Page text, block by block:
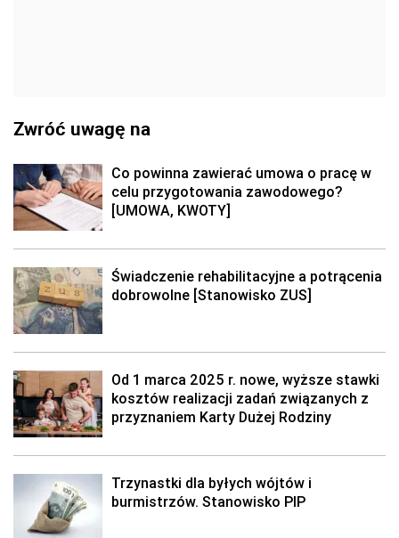
Zwróć uwagę na
Co powinna zawierać umowa o pracę w
celu przygotowania zawodowego?
[UMOWA, KWOTY]
Świadczenie rehabilitacyjne a potrącenia
dobrowolne [Stanowisko ZUS]
Od 1 marca 2025 r. nowe, wyższe stawki
kosztów realizacji zadań związanych z
przyznaniem Karty Dużej Rodziny
Trzynastki dla byłych wójtów i
burmistrzów. Stanowisko PIP